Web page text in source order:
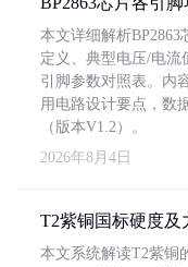
本文详细解析
定义、典型电压/电流
引脚参数对照表。内
用电路设计要点，数
（版本V1.2）。
2026年8月4日
T2紫铜国标硬度及
本文系统解读T2紫铜